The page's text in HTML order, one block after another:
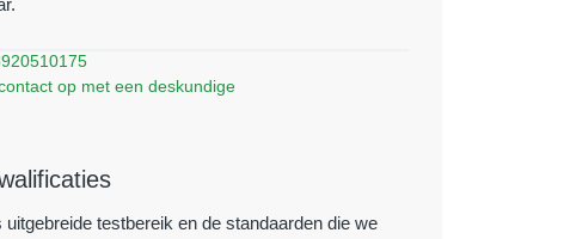
op met een deskundige
​​uitgebreide testbereik en de standaarden die we